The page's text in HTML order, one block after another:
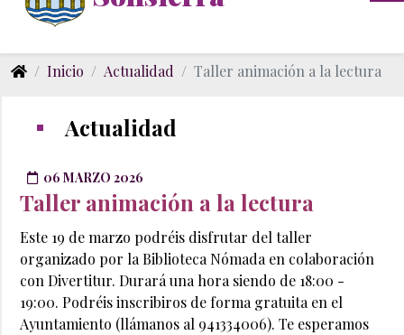
Inicio Actualidad Taller animación a la lectura
Actualidad
06 MARZO 2026
Taller animación a la lectura
Este 19 de marzo podréis disfrutar del taller
organizado por la Biblioteca Nómada en colaboración
con Divertitur. Durará una hora siendo de 18:00 -
19:00. Podréis inscribiros de forma gratuita en el
Ayuntamiento (llámanos al 941334006). Te esperamos